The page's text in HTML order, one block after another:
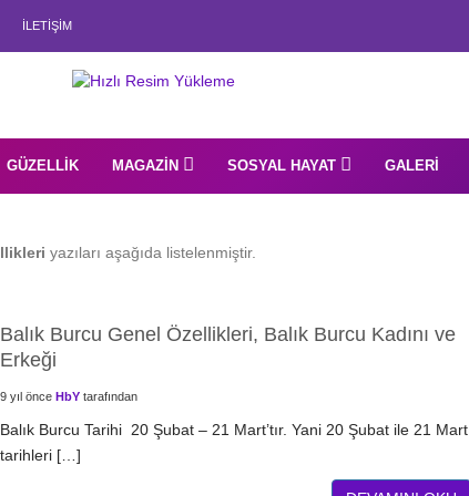
İLETIŞIM
GÜZELLIK MAGAZIN SOSYAL HAYAT GALERI
yazıları aşağıda listelenmiştir.
Balık Burcu Genel Özellikleri, Balık Burcu Kadını ve
Erkeği
9 yıl önce HbY tarafından
Balık Burcu Tarihi 20 Şubat – 21 Mart’tır. Yani 20 Şubat ile 21 Mart
tarihleri […]